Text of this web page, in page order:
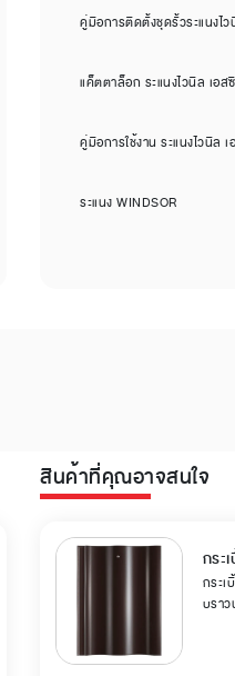
คู่มือการติดตั้งชุดรั้วระแนงไ
แค็ตตาล็อก ระแนงไวนิล เอส
คู่มือการใช้งาน ระแนงไวนิล
ระแนง WINDSOR
สินค้าที่คุณอาจสนใจ
กระ
กระเ
บราว